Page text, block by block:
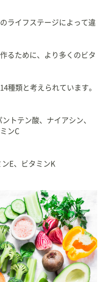
ライフステージによって違
るために、より多くのビタ
種類と考えられています。
トテン酸、ナイアシン、
ンC
E、ビタミンK